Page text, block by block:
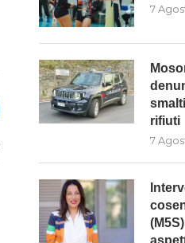
7
rifiuti
7